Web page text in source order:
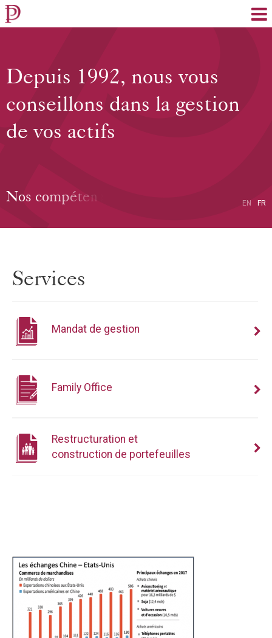
FR
EN
Services
Mandat de gestion
Family Office
Restructuration et
construction de portefeuilles